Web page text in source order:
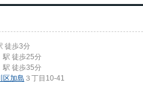
徒歩3分
駅 徒歩25分
駅 徒歩35分
区加島 ３丁目10-41